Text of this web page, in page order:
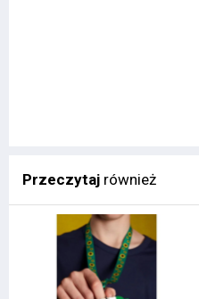
Przeczytaj również